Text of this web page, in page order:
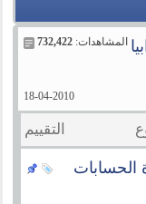
المشاهدات:732,422
18-04-2010
التقييم
الحسابات